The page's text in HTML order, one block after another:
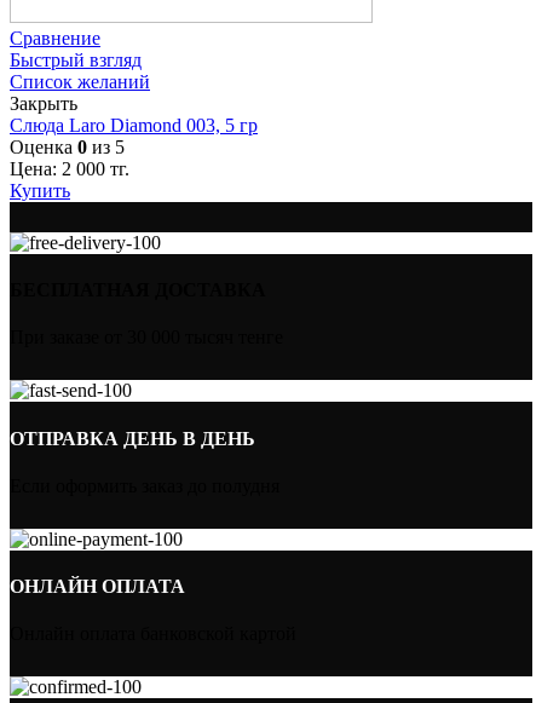
Сравнение
Быстрый взгляд
Список желаний
Закрыть
Слюда Laro Diamond 003, 5 гр
Оценка 0 из 5
Цена: 2 000 тг.
Купить
ОТПРАВКА ДЕНЬ В ДЕНЬ
ОНЛАЙН ОПЛАТА